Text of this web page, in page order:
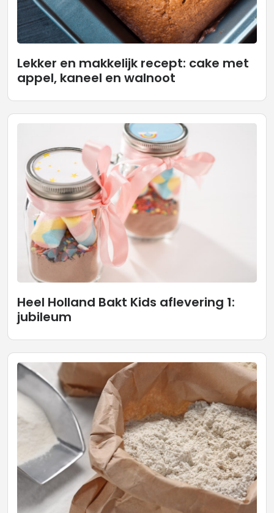
Lekker en makkelijk recept: cake met
appel, kaneel en walnoot
Heel Holland Bakt Kids aflevering 1:
jubileum